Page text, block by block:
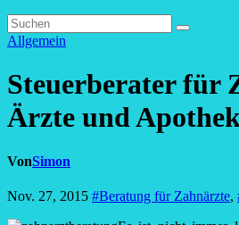
Allgemein
Steuerberater für
Ärzte und
VonSimon
Nov. 27, 2015 #Beratung für Zahnärzte,